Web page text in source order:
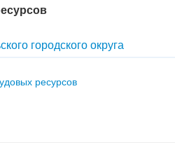
городского округа
ресурсов